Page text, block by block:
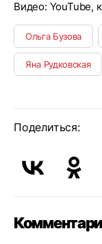
Видео: YouTube,
Ольга Бузова
Яна Рудковская
Поделиться: